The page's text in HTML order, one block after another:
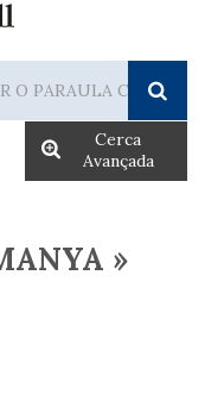
Cerca
Avançada
»